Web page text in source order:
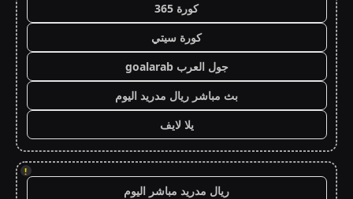
كورة 365
كورة سيتي
جول العرب goalarab
بث مباشر ريال مدريد اليوم
يلا لايف
!
ريال مدريد مباشر اليوم